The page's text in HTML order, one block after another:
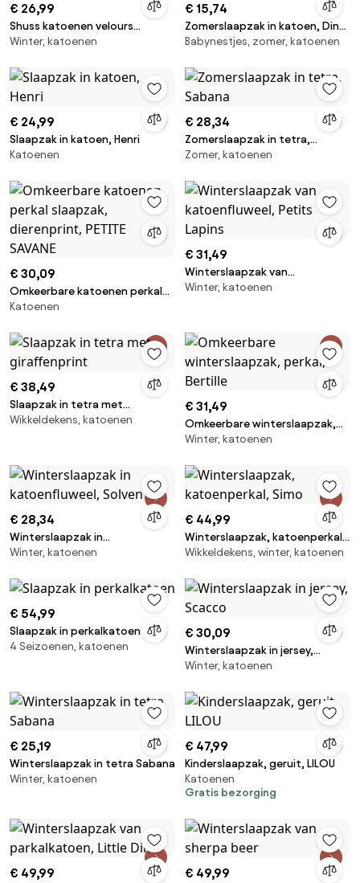
€ 26,99
Shuss katoenen velours
winterslaapzak
Winter, katoenen
€ 15,74
Zomerslaapzak in katoen, Dino
pop
Babynestjes, zomer, katoenen
€ 24,99
Slaapzak in katoen, Henri
Katoenen
€ 28,34
Zomerslaapzak in tetra,
Sabana
Zomer, katoenen
€ 30,09
Omkeerbare katoenen perkal
slaapzak, dierenprint, PETITE
Katoenen
€ 31,49
Winterslaapzak van
katoenfluweel, Petits Lapins
Winter, katoenen
€ 38,49
Slaapzak in tetra met
giraffenprint
Wikkeldekens, katoenen
€ 31,49
Omkeerbare winterslaapzak,
perkal, Bertille
Winter, katoenen
€ 28,34
Winterslaapzak in
katoenfluweel, Solven
Winter, katoenen
€ 44,99
Winterslaapzak, katoenperkal,
Simo
Wikkeldekens, winter, katoenen
€ 54,99
Slaapzak in perkalkatoen
4 Seizoenen, katoenen
€ 30,09
Winterslaapzak in jersey,
Scacco
Winter, katoenen
€ 25,19
Winterslaapzak in tetra Sabana
Winter, katoenen
€ 47,99
Kinderslaapzak, geruit, LILOU
Katoenen
Gratis bezorging
€ 49,99 € 49,99